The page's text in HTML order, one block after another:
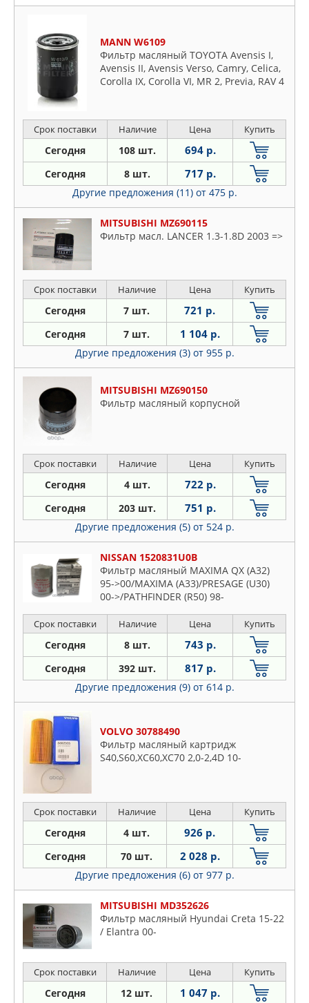
MANN W6109
Фильтр масляный TOYOTA Avensis I,
Avensis II, Avensis Verso, Camry, Celica,
Corolla IX, Corolla VI, MR 2, Previa, RAV 4
Срок поставки Наличие Цена Купить
Сегодня 108 шт. 694 р.
Сегодня 8 шт. 717 р.
Другие предложения (11) от 475 р.
MITSUBISHI MZ690115
Фильтр масл. LANCER 1.3-1.8D 2003 =>
Срок поставки Наличие Цена Купить
Сегодня 7 шт. 721 р.
Сегодня 7 шт. 1 104 р.
Другие предложения (3) от 955 р.
MITSUBISHI MZ690150
Фильтр масляный корпусной
Срок поставки Наличие Цена Купить
Сегодня 4 шт. 722 р.
Сегодня 203 шт. 751 р.
Другие предложения (5) от 524 р.
NISSAN 1520831U0B
Фильтр масляный MAXIMA QX (A32)
95->00/MAXIMA (A33)/PRESAGE (U30)
00->/PATHFINDER (R50) 98-
Срок поставки Наличие Цена Купить
Сегодня 8 шт. 743 р.
Сегодня 392 шт. 817 р.
Другие предложения (9) от 614 р.
VOLVO 30788490
Фильтр масляный картридж
S40,S60,XC60,XC70 2,0-2,4D 10-
Срок поставки Наличие Цена Купить
Сегодня 4 шт. 926 р.
Сегодня 70 шт. 2 028 р.
Другие предложения (6) от 977 р.
MITSUBISHI MD352626
Фильтр масляный Hyundai Creta 15-22
/ Elantra 00-
Срок поставки Наличие Цена Купить
Сегодня 12 шт. 1 047 р.